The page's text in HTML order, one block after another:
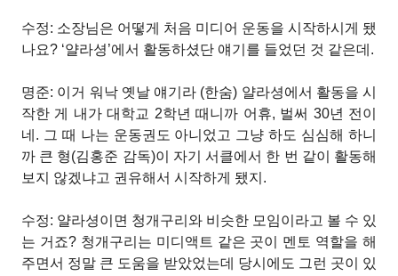
수정: 소장님은 어떻게 처음 미디어 운동을 시작하시게 됐
나요? ‘얄라셩’에서 활동하셨단 얘기를 들었던 것 같은데.
명준: 이거 워낙 옛날 얘기라 (한숨) 얄라셩에서 활동을 시
작한 게 내가 대학교 2학년 때니까 어휴, 벌써 30년 전이
네. 그 때 나는 운동권도 아니었고 그냥 하도 심심해 하니
까 큰 형(김홍준 감독)이 자기 서클에서 한 번 같이 활동해
보지 않겠냐고 권유해서 시작하게 됐지.
수정: 얄라셩이면 청개구리와 비슷한 모임이라고 볼 수 있
는 거죠? 청개구리는 미디액트 같은 곳이 멘토 역할을 해
주면서 정말 큰 도움을 받았었는데 당시에도 그런 곳이 있